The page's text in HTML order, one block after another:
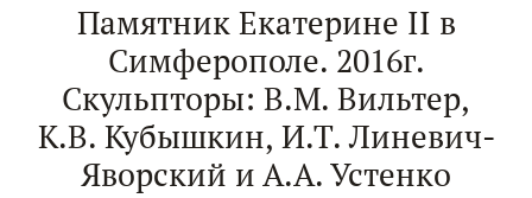
Памятник Екатерине II в
Симферополе. 2016г.
Скульпторы: В.М. Вильтер,
К.В. Кубышкин, И.Т. Линевич-
Яворский и А.А. Устенко